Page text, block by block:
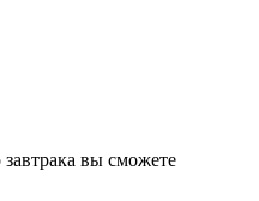
вы сможете